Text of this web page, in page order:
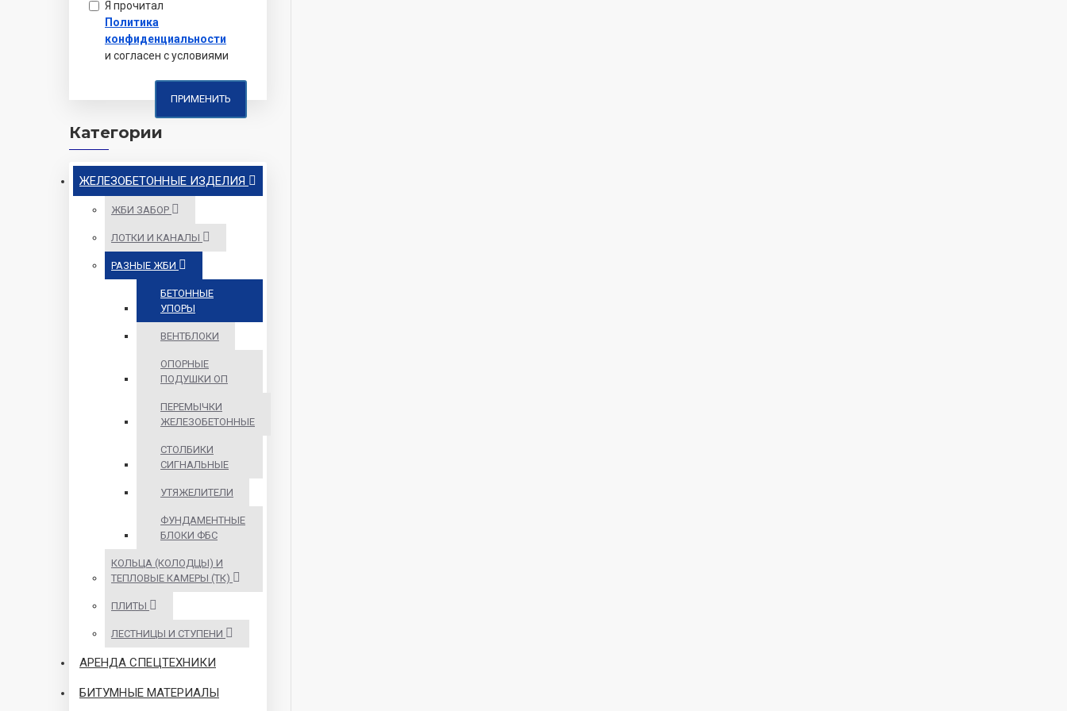
Я прочитал
Политика
конфиденциальности
и согласен с условиями
ПРИМЕНИТЬ
Категории
ЖЕЛЕЗОБЕТОННЫЕ ИЗДЕЛИЯ
ЖБИ ЗАБОР
ЛОТКИ И КАНАЛЫ
РАЗНЫЕ ЖБИ
БЕТОННЫЕ
УПОРЫ
ВЕНТБЛОКИ
ОПОРНЫЕ
ПОДУШКИ ОП
ПЕРЕМЫЧКИ
ЖЕЛЕЗОБЕТОННЫЕ
СТОЛБИКИ
СИГНАЛЬНЫЕ
УТЯЖЕЛИТЕЛИ
ФУНДАМЕНТНЫЕ
БЛОКИ ФБС
КОЛЬЦА (КОЛОДЦЫ) И
ТЕПЛОВЫЕ КАМЕРЫ (ТК)
ПЛИТЫ
ЛЕСТНИЦЫ И СТУПЕНИ
АРЕНДА СПЕЦТЕХНИКИ
БИТУМНЫЕ МАТЕРИАЛЫ